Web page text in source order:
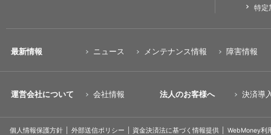
特定
最新情報 ニュース メンテナンス情報 障害情報
運営会社について 会社情報 法人のお客様へ 決済導
個人情報保護方針 外部送信ポリシー 資金決済法に基づく情報提供
WebMoney利